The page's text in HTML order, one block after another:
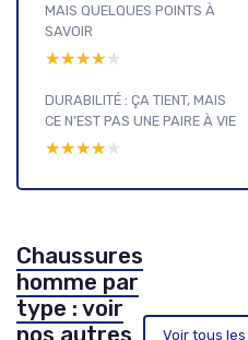
MAIS QUELQUES POINTS À
SAVOIR
★★★★★
★★★★★
DURABILITÉ : ÇA TIENT, MAIS
CE N’EST PAS UNE PAIRE À VIE
★★★★★
★★★★★
Chaussures
homme par
type : voir
Voir tous